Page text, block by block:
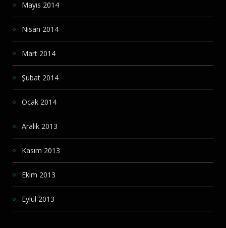
Mayıs 2014
Nisan 2014
Mart 2014
Şubat 2014
Ocak 2014
Aralık 2013
Kasım 2013
Ekim 2013
Eylül 2013